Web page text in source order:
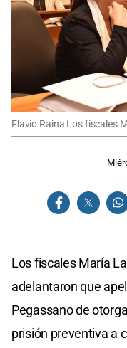
Flavio Raina Los fiscales
Los fiscales María
adelantaron que
Pegassano de
prisión preventiva a